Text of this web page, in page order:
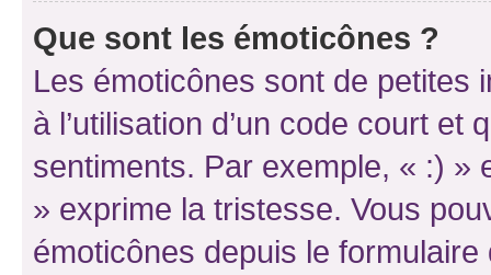
Que sont les émoticônes ?
Les émoticônes sont de petites
à l’utilisation d’un code court et
sentiments. Par exemple, « :) »
» exprime la tristesse. Vous
émoticônes depuis le